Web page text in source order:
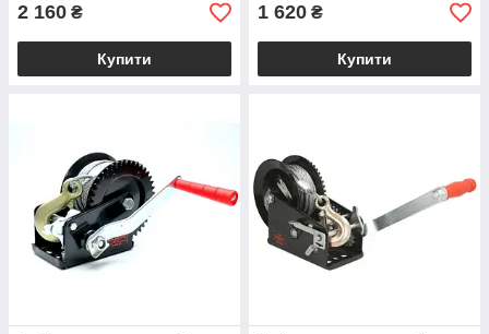
2 160 ₴
Купити
1 620 ₴
Купити